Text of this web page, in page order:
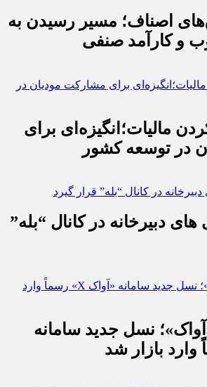
اصناف؛ مسیر رسیدن به
و کارآمد صنفی
مالیات؛انگیزه‌ای برای
در توسعه کشور
های دبیرخانه در کانال “بله”
نسل جدید سامانه